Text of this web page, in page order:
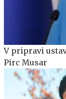
V pripravi
Pirc Musar